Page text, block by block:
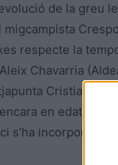
de la greu
migcampista
respecte la
Chavarria
Cristian
en edat
s’ha incorporat a